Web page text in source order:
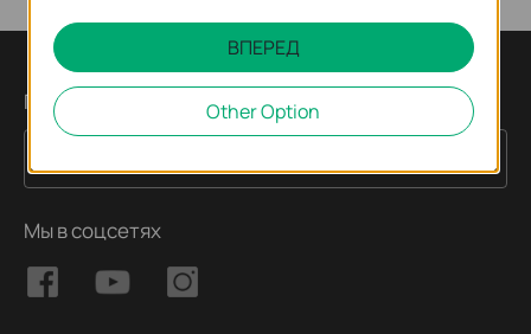
Подпишитесь на рассылку
Мы в соцсетях
ВПЕРЕД
Other Option